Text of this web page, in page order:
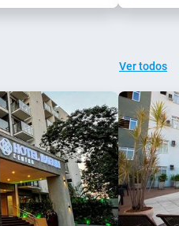
Ver todos